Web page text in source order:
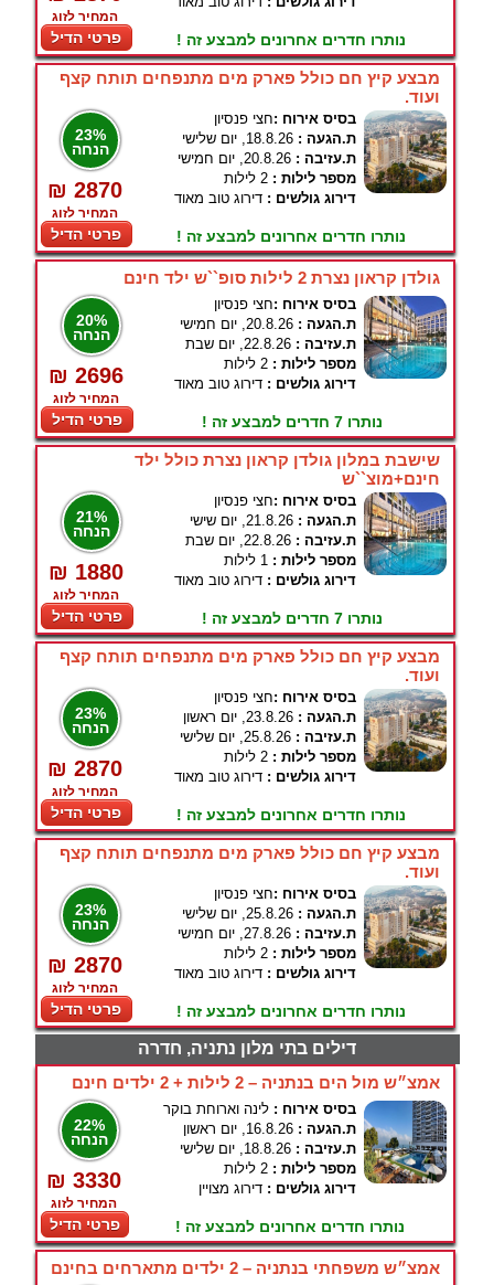
המחיר לזוג
פרטי הדיל נותרו חדרים אחרונים למבצע זה !
מבצע קיץ חם כולל פארק מים מתנפחים תותח קצף
ועוד.
23%
הנחה
₪ 2870
המחיר לזוג
פרטי הדיל
בסיס אירוח :חצי פנסיון
ת.הגעה : 18.8.26, יום שלישי
ת.עזיבה : 20.8.26, יום חמישי
מספר לילות : 2 לילות
דירוג גולשים : דירוג טוב מאוד
נותרו חדרים אחרונים למבצע זה !
גולדן קראון נצרת 2 לילות סופ``ש ילד חינם
20%
הנחה
₪ 2696
המחיר לזוג
פרטי הדיל
בסיס אירוח :חצי פנסיון
ת.הגעה : 20.8.26, יום חמישי
ת.עזיבה : 22.8.26, יום שבת
מספר לילות : 2 לילות
דירוג גולשים : דירוג טוב מאוד
נותרו 7 חדרים למבצע זה !
שישבת במלון גולדן קראון נצרת כולל ילד
חינם+מוצ``ש
21%
הנחה
₪ 1880
המחיר לזוג
פרטי הדיל
בסיס אירוח :חצי פנסיון
ת.הגעה : 21.8.26, יום שישי
ת.עזיבה : 22.8.26, יום שבת
מספר לילות : 1 לילות
דירוג גולשים : דירוג טוב מאוד
נותרו 7 חדרים למבצע זה !
מבצע קיץ חם כולל פארק מים מתנפחים תותח קצף
ועוד.
23%
הנחה
₪ 2870
המחיר לזוג
פרטי הדיל
בסיס אירוח :חצי פנסיון
ת.הגעה : 23.8.26, יום ראשון
ת.עזיבה : 25.8.26, יום שלישי
מספר לילות : 2 לילות
דירוג גולשים : דירוג טוב מאוד
נותרו חדרים אחרונים למבצע זה !
מבצע קיץ חם כולל פארק מים מתנפחים תותח קצף
ועוד.
23%
הנחה
₪ 2870
המחיר לזוג
פרטי הדיל
בסיס אירוח :חצי פנסיון
ת.הגעה : 25.8.26, יום שלישי
ת.עזיבה : 27.8.26, יום חמישי
מספר לילות : 2 לילות
דירוג גולשים : דירוג טוב מאוד
נותרו חדרים אחרונים למבצע זה !
דילים בתי מלון נתניה, חדרה
אמצ״ש מול הים בנתניה – 2 לילות + 2 ילדים חינם
22%
הנחה
₪ 3330
המחיר לזוג
פרטי הדיל
בסיס אירוח : לינה וארוחת בוקר
ת.הגעה : 16.8.26, יום ראשון
ת.עזיבה : 18.8.26, יום שלישי
מספר לילות : 2 לילות
דירוג גולשים : דירוג מצויין
נותרו חדרים אחרונים למבצע זה !
אמצ״ש משפחתי בנתניה – 2 ילדים מתארחים בחינם